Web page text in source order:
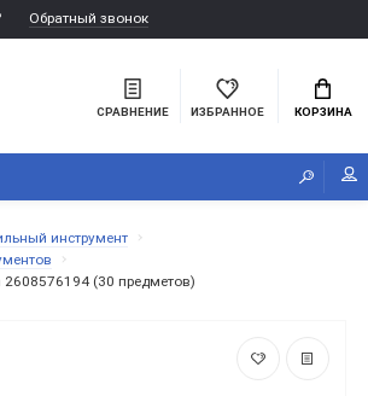
Обратный звонок
СРАВНЕНИЕ ИЗБРАННОЕ КОРЗИНА
инструмент
2608576194 (30 предметов)